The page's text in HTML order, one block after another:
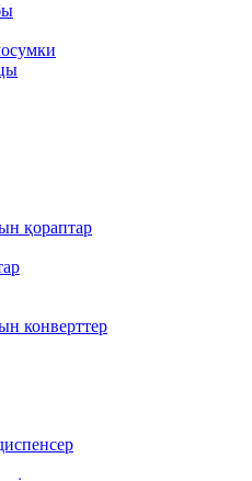
қораптар
конверттер